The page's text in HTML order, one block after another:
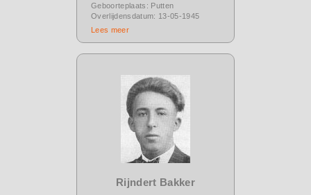
Geboorteplaats: Putten
Overlijdensdatum: 13-05-1945
Lees meer
Rijndert Bakker